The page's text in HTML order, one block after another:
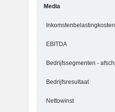
Media
Inkomstenbelastingkosten
EBITDA
Bedrijfsresultaat
Nettowinst